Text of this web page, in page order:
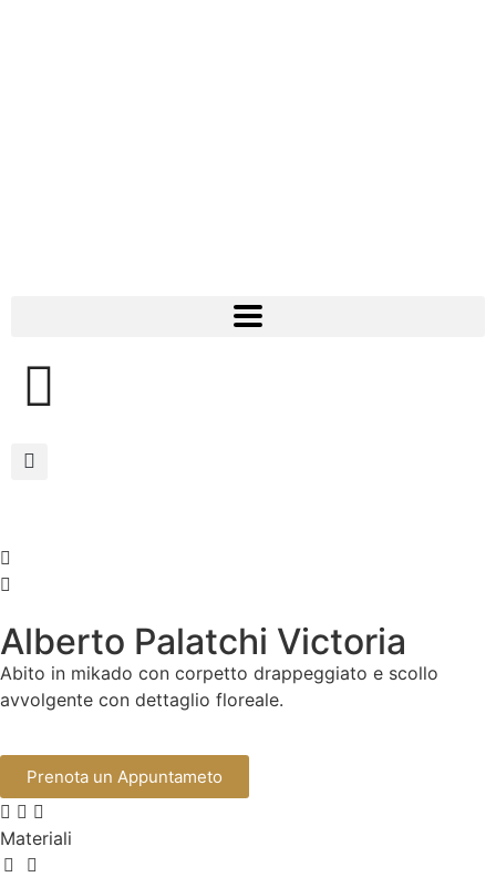
Alberto Palatchi Victoria
Abito in mikado con corpetto drappeggiato e scollo
avvolgente con dettaglio floreale.
Prenota un Appuntameto
Materiali